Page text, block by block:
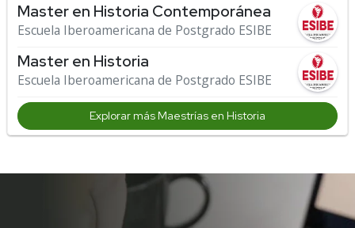
Master en Historia Contemporánea
Escuela Iberoamericana de Postgrado ESIBE
Master en Historia
Escuela Iberoamericana de Postgrado ESIBE
Explorar más Maestrías en Historia